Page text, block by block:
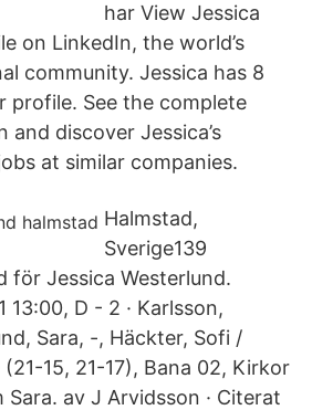
har View Jessica
on LinkedIn, the world’s
community. Jessica has 8
profile. See the complete
and discover Jessica’s
at similar companies.
Halmstad,
Sverige139
för Jessica Westerlund.
D - 2 · Karlsson,
Sara, -, Häckter, Sofi /
15, 21-17), Bana 02, Kirkor
av J Arvidsson · Citerat